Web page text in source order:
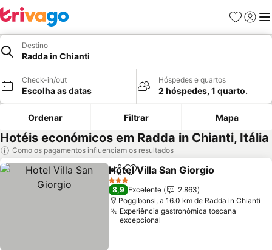
Favoritos
Iniciar
Destino
Radda in Chianti
Check-in/out
Escolha as datas
Hóspedes e quartos
2 hóspedes, 1 quarto.
Ordenar Filtrar Mapa
Hotéis económicos em Radda in Chianti, Itália
Como os pagamentos influenciam os resultados
PartilharAdicionar aos favoritos
Hotel Villa San Giorgio
3 Estrelas
8,9 Excelente
2.863
Poggibonsi, a 16.0 km de Radda in Chianti
Experiência gastronômica toscana
excepcional